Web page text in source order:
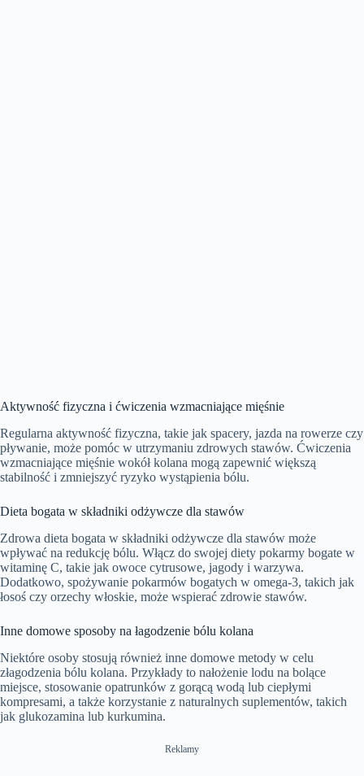
Aktywność fizyczna i ćwiczenia wzmacniające mięśnie
Regularna aktywność fizyczna, takie jak spacery, jazda na rowerze czy
pływanie, może pomóc w utrzymaniu zdrowych stawów. Ćwiczenia
wzmacniające mięśnie wokół kolana mogą zapewnić większą
stabilność i zmniejszyć ryzyko wystąpienia bólu.
Dieta bogata w składniki odżywcze dla stawów
Zdrowa dieta bogata w składniki odżywcze dla stawów może
wpływać na redukcję bólu. Włącz do swojej diety pokarmy bogate w
witaminę C, takie jak owoce cytrusowe, jagody i warzywa.
Dodatkowo, spożywanie pokarmów bogatych w omega-3, takich jak
łosoś czy orzechy włoskie, może wspierać zdrowie stawów.
Inne domowe sposoby na łagodzenie bólu kolana
Niektóre osoby stosują również inne domowe metody w celu
złagodzenia bólu kolana. Przykłady to nałożenie lodu na bolące
miejsce, stosowanie opatrunków z gorącą wodą lub ciepłymi
kompresami, a także korzystanie z naturalnych suplementów, takich
jak glukozamina lub kurkumina.
Reklamy